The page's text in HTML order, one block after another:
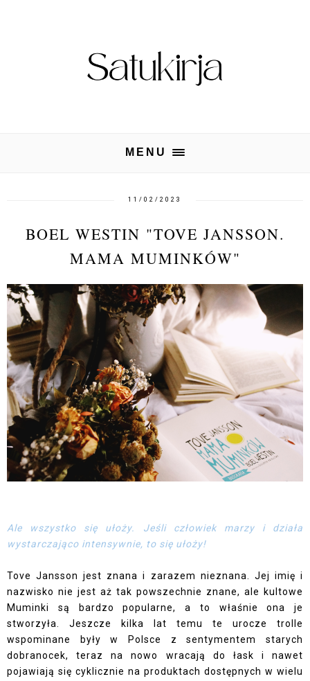
MENU
11/02/2023
BOEL WESTIN "TOVE JANSSON.
MAMA MUMINKÓW"
Ale wszystko się ułoży. Jeśli człowiek marzy i działa
wystarczająco intensywnie, to się ułoży!
Tove Jansson jest znana i zarazem nieznana. Jej imię i
nazwisko nie jest aż tak powszechnie znane, ale kultowe
Muminki są bardzo popularne, a to właśnie ona je
stworzyła. Jeszcze kilka lat temu te urocze trolle
wspominane były w Polsce z sentymentem starych
dobranocek, teraz na nowo wracają do łask i nawet
pojawiają się cyklicznie na produktach dostępnych w wielu